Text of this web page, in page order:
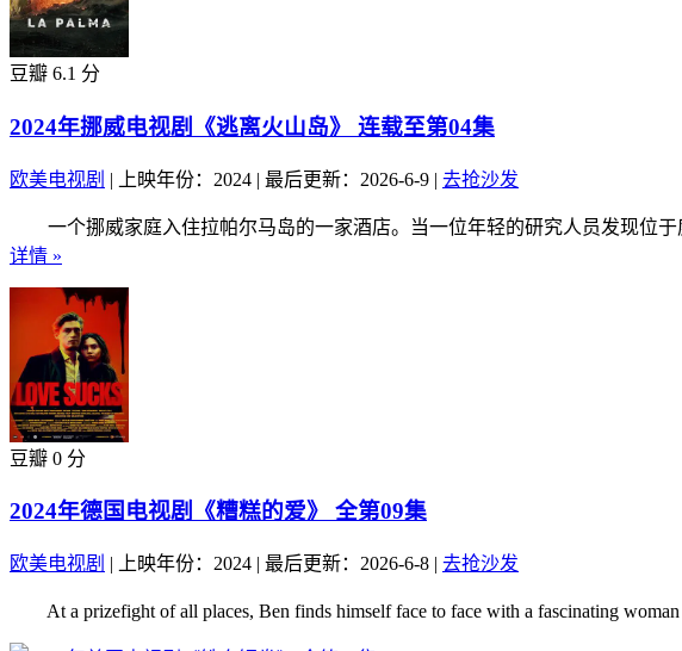
豆瓣 6.1 分
2024年挪威电视剧《逃离火山岛》 连载至第04集
欧美电视剧 | 上映年份：2024 | 最后更新：2026-6-9 | 去抢沙发
一个挪威家庭入住拉帕尔马岛的一家酒店。当一位年轻的研究人员发现位于
详情 »
豆瓣 0 分
2024年德国电视剧《糟糕的爱》 全第09集
欧美电视剧 | 上映年份：2024 | 最后更新：2026-6-8 | 去抢沙发
At a prizefight of all places, Ben finds himself face to face with a fascinating woman